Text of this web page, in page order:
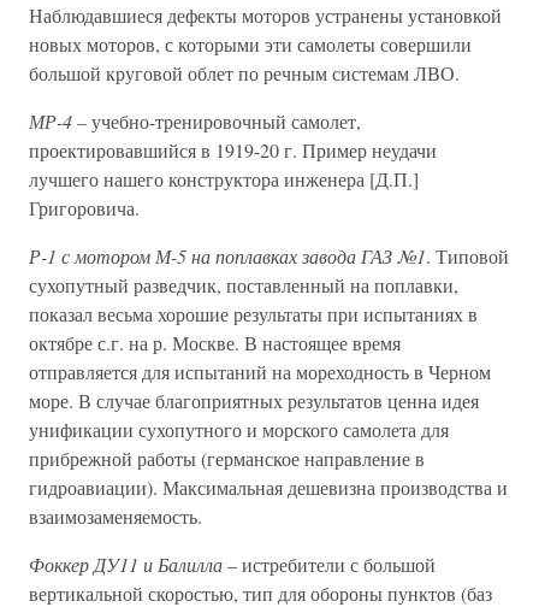
Наблюдавшиеся дефекты моторов устранены установкой
новых моторов, с которыми эти самолеты совершили
большой круговой облет по речным системам ЛВО.
МР-4– учебно-тренировочный самолет,
проектировавшийся в 1919-20 г. Пример неудачи
лучшего нашего конструктора инженера [Д.П.]
Григоровича.
Р-1 с мотором М-5 на поплавках завода ГАЗ №1. Типовой
сухопутный разведчик, поставленный на поплавки,
показал весьма хорошие результаты при испытаниях в
октябре с.г. на р. Москве. В настоящее время
отправляется для испытаний на мореходность в Черном
море. В случае благоприятных результатов ценна идея
унификации сухопутного и морского самолета для
прибрежной работы (германское направление в
гидроавиации). Максимальная дешевизна производства и
взаимозаменяемость.
Фоккер ДУ11 и Балилла– истребители с большой
вертикальной скоростью, тип для обороны пунктов (баз